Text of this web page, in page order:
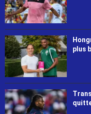
plus